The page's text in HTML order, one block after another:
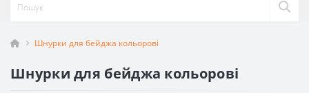
Шнурки для бейджа кольорові
Шнурки для бейджа кольорові